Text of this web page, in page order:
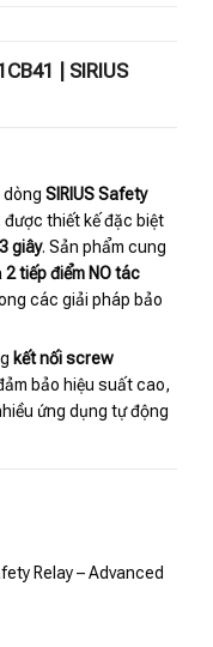
| SIRIUS
dòng SIRIUS Safety
thiết kế đặc biệt
giây. Sản phẩm cung
2 tiếp điểm NO tác
các giải pháp bảo
kết nối screw
bảo hiệu suất cao,
ứng dụng tự động
Relay – Advanced